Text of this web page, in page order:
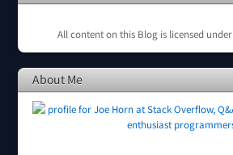
All content on this Blog is licensed under
About Me